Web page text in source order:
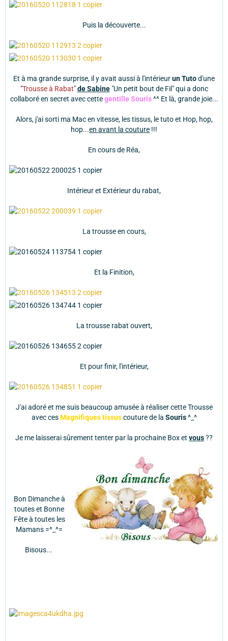
Puis la découverte...
Et à ma grande surprise, il y avait aussi à l'intérieurun Tutod'une
"Trousse à Rabat"de Sabine"Un petit bout de Fil" qui a donc
collaboré en secret avec cettegentille Souris^^ Et là, grande joie...
Alors, j'ai sorti ma Mac en vitesse, les tissus, le tuto et Hop, hop,
hop...en avant la couture !!!
En cours de Réa,
Intérieur et Extérieur du rabat,
La trousse en cours,
Et la Finition,
La trousse rabat ouvert,
Et pour finir, l'intérieur,
J'ai adoré et me suis beaucoup amusée à réaliser cette Trousse
avec cesMagnifiques tissuscouture de la Souris^_^
Je me laisserai sûrement tenter par la prochaine Box et vous??
Bon Dimanche à
toutes et Bonne
Fête à toutes les
Mamans =^_^=
Bisous...